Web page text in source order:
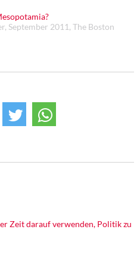
September 2011, The Boston
Zeit darauf verwenden, Politik zu